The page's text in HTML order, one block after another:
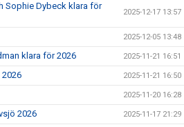
Sophie Dybeck klara för
2025-12-17 13:57
2025-12-05 13:48
klara för 2026 2025-11-21 16:51
2025-11-21 16:50
2025-11-20 16:28
2026 2025-11-17 21:29